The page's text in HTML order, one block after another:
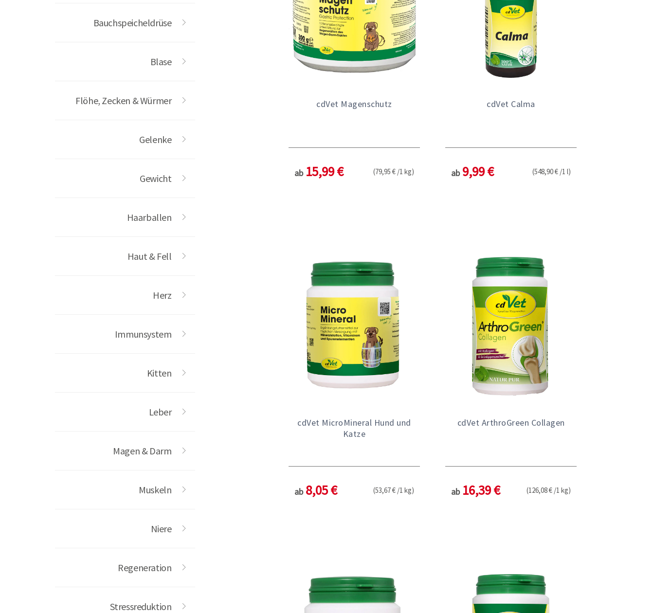
Bauchspeicheldrüse
Blase
Flöhe, Zecken & Würmer
Gelenke
Gewicht
Haarballen
Haut & Fell
Herz
Immunsystem
Kitten
Leber
Magen & Darm
Muskeln
Niere
Regeneration
Stressreduktion
cdVet Magenschutz
ab 15,99 € (79,95 € /1 kg)
cdVet Calma
ab 9,99 € (548,90 € /1 l)
cdVet MicroMineral Hund und
Katze
ab 8,05 € (53,67 € /1 kg)
cdVet ArthroGreen Collagen
ab 16,39 € (126,08 € /1 kg)